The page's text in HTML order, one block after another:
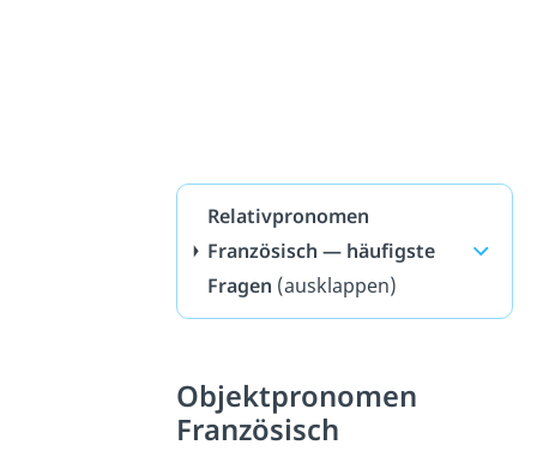
Relativpronomen
Französisch — häufigste
Fragen (ausklappen)
Objektpronomen
Französisch